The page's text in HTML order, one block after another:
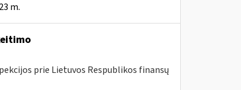
m.
prie Lietuvos Respublikos finansų